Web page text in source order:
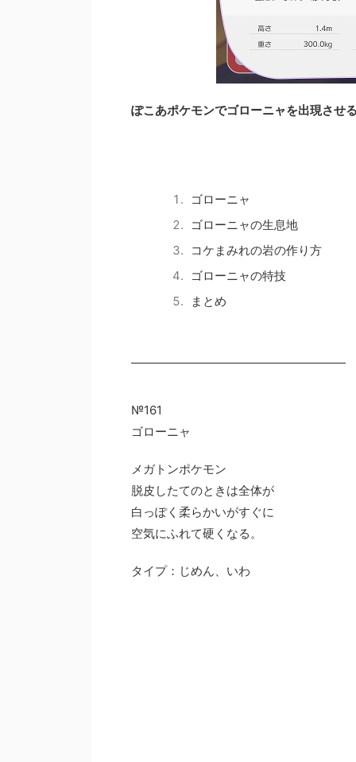
ぽこあポケモンでゴローニャを出現させ
ゴローニャ
ゴローニャの生息地
コケまみれの岩の作り方
ゴローニャの特技
まとめ
№161
ゴローニャ
メガトンポケモン
脱皮したてのときは全体が
白っぽく柔らかいがすぐに
空気にふれて硬くなる。
タイプ：じめん、いわ